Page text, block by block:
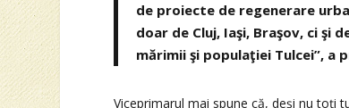
de proiecte de regenerare
doar de Cluj, Iaşi, Braşov, ci şi
mărimii şi populaţiei Tulcei”, a
Viceprimarul mai spune că, deşi nu toţi